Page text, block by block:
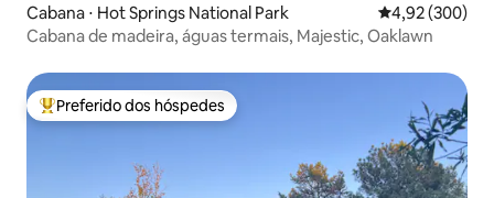
Cabana ⋅ Hot Springs National Park 4,92 de uma
4,92 (300)
Cabana de madeira, águas termais, Majestic, Oaklawn
Entre os melhores preferidos dos hóspedes
Preferido dos hóspedes